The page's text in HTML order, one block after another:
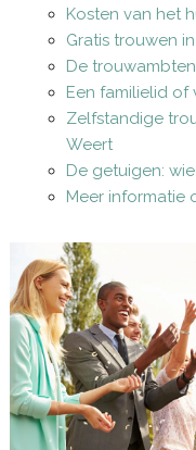
Kosten van het
Gratis trouwen
De
Een familielid of
Zelfstandige
Weert
De getuigen:
Meer informatie